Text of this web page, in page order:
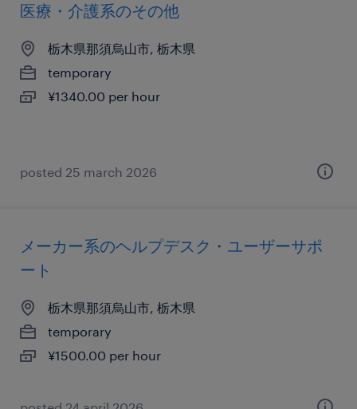
医療・介護系のその他
栃木県那須烏山市, 栃木県
temporary
¥1340.00 per hour
posted 25 march 2026
メーカー系のヘルプデスク・ユーザーサポ
ート
栃木県那須烏山市, 栃木県
temporary
¥1500.00 per hour